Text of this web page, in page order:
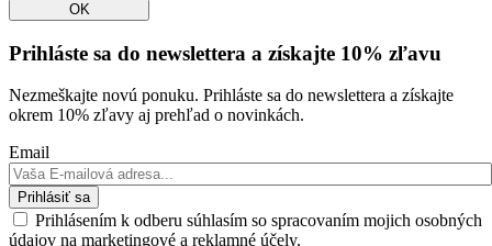
OK
Prihláste sa do newslettera a získajte 10% zľavu
Nezmeškajte novú ponuku. Prihláste sa do newslettera a získajte
okrem 10% zľavy aj prehľad o novinkách.
Email
Prihlásiť sa
Prihlásením k odberu súhlasím so spracovaním mojich osobných
údajov na marketingové a reklamné účely.